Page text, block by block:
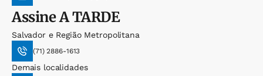
AssineA TARDE
Salvador e Região Metropolitana
(71) 2886-1613
Demais localidades